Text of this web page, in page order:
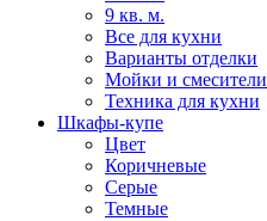
9 кв. м.
Все для кухни
Варианты отделки
Мойки и смесители
Техника для кухни
Шкафы-купе
Цвет
Коричневые
Серые
Темные